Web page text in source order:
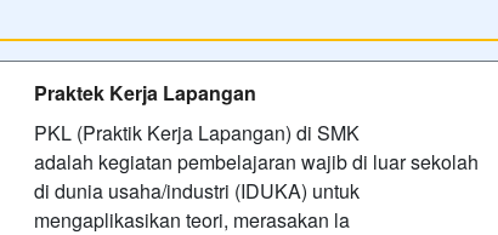
Praktek Kerja Lapangan
PKL (Praktik Kerja Lapangan) di SMK
adalah kegiatan pembelajaran wajib di luar sekolah
di dunia usaha/industri (IDUKA) untuk
mengaplikasikan teori, merasakan la